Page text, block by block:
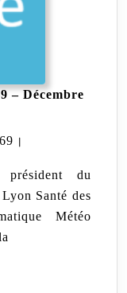
– Décembre
GDSA69
|
Santé des
Météo